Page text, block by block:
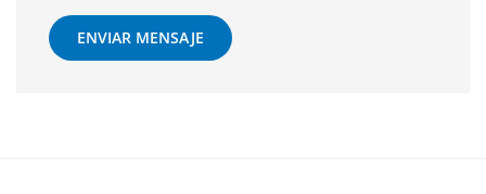
ENVIAR MENSAJE